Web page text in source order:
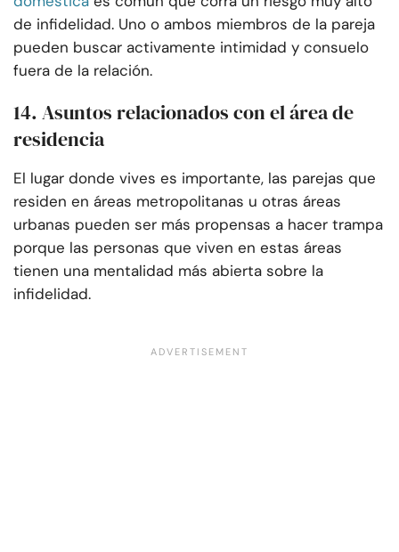
de infidelidad. Uno o ambos miembros de la pareja
pueden buscar activamente intimidad y consuelo
fuera de la relación.
14. Asuntos relacionados con el área de
residencia
El lugar donde vives es importante, las parejas que
residen en áreas metropolitanas u otras áreas
urbanas pueden ser más propensas a hacer trampa
porque las personas que viven en estas áreas
tienen una mentalidad más abierta sobre la
infidelidad.